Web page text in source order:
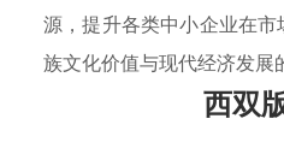
源，提升各类中小企业在
族文化价值与现代经济发
西双